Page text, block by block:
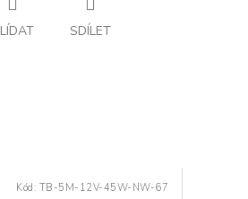
SDÍLET
Kód: TB-5M-12V-45W-NW-67